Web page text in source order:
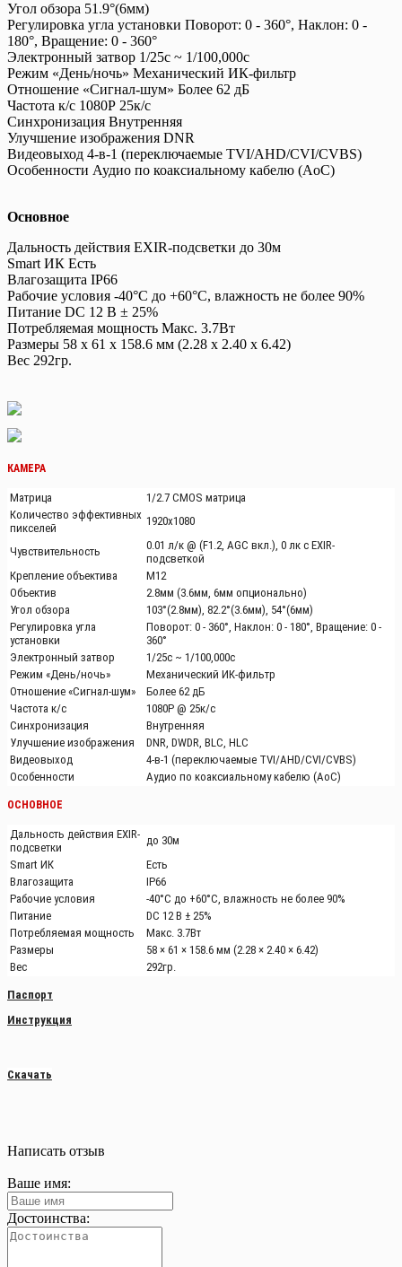
Угол обзора 51.9°(6мм)
Регулировка угла установки Поворот: 0 - 360°, Наклон: 0 -
180°, Вращение: 0 - 360°
Электронный затвор 1/25с ~ 1/100,000с
Режим «День/ночь» Механический ИК-фильтр
Отношение «Сигнал-шум» Более 62 дБ
Частота к/с 1080Р 25к/с
Синхронизация Внутренняя
Улучшение изображения DNR
Видеовыход 4-в-1 (переключаемые TVI/AHD/CVI/CVBS)
Особенности Аудио по коаксиальному кабелю (AoC)
Основное
Дальность действия EXIR-подсветки до 30м
Smart ИК Есть
Влагозащита IP66
Рабочие условия -40°С до +60°С, влажность не более 90%
Питание DC 12 В ± 25%
Потребляемая мощность Макс. 3.7Вт
Размеры 58 x 61 x 158.6 мм (2.28 x 2.40 x 6.42)
Вес 292гр.
КАМЕРА
Матрица
1/2.7 CMOS матрица
Количество эффективных
пикселей
1920х1080
Чувствительность
0.01 л/к @ (F1.2, AGC вкл.), 0 лк с EXIR-
подсветкой
Крепление объектива
М12
Объектив
2.8мм (3.6мм, 6мм опционально)
Угол обзора
103°(2.8мм), 82.2°(3.6мм), 54°(6мм)
Регулировка угла
установки
Поворот: 0 - 360°, Наклон: 0 - 180°, Вращение: 0 -
360°
Электронный затвор
1/25с ~ 1/100,000с
Режим «День/ночь»
Механический ИК-фильтр
Отношение «Сигнал-шум»
Более 62 дБ
Частота к/с
1080Р @ 25к/с
Синхронизация
Внутренняя
Улучшение изображения
DNR, DWDR, BLC, HLC
Видеовыход
4-в-1 (переключаемые TVI/AHD/CVI/CVBS)
Особенности
Аудио по коаксиальному кабелю (AoC)
ОСНОВНОЕ
Дальность действия EXIR-
подсветки
до 30м
Smart ИК
Есть
Влагозащита
IP66
Рабочие условия
-40°С до +60°С, влажность не более 90%
Питание
DC 12 В ± 25%
Потребляемая мощность
Макс. 3.7Вт
Размеры
58 × 61 × 158.6 мм (2.28 × 2.40 × 6.42)
Вес
292гр.
Паспорт
Инструкция
Скачать
Написать отзыв
Ваше имя:
Достоинства: